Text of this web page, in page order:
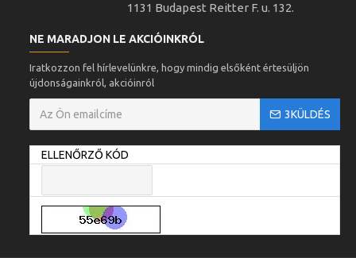
1131 Budapest Reitter F. u. 132.
NE MARADJON LE AKCIÓINKRÓL
Iratkozzon fel hírlevelünkre, hogy mindig elsőként értesüljön
újdonságainkról, akcióinról
3KÜLDÉS
ELLENŐRZŐ KÓD